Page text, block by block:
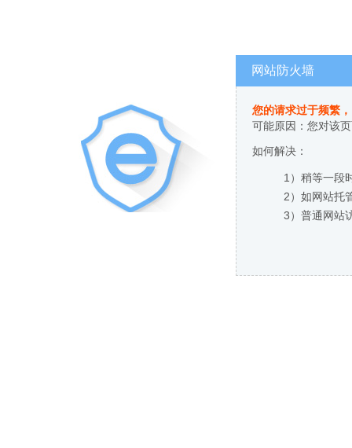
网站防火墙
您的请求过于频繁
可能原因：您对该
如何解决：
1）稍等一段
2）如网站托
3）普通网站